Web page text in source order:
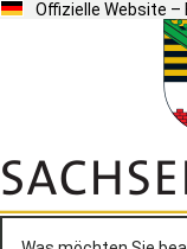
Offizielle Website –